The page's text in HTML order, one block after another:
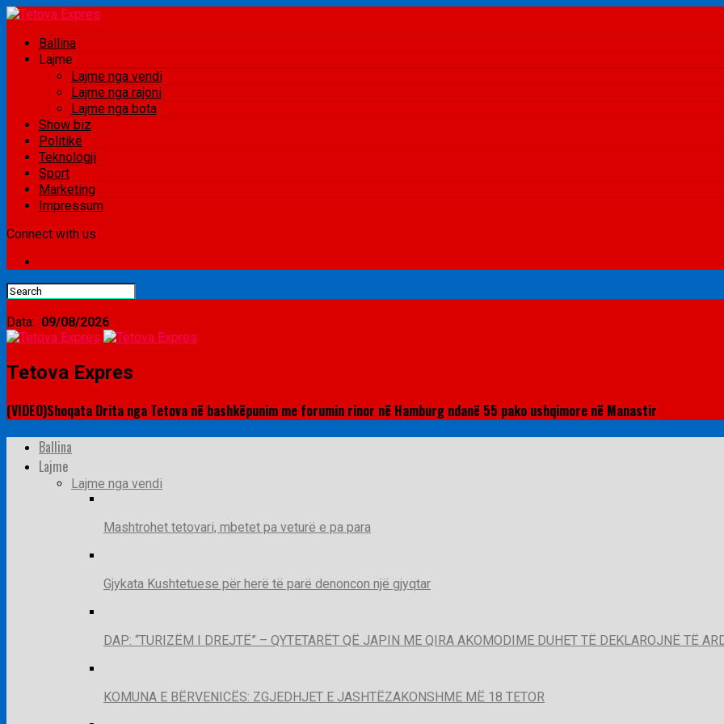
Ballina
Lajme
Lajme nga vendi
Lajme nga rajoni
Lajme nga bota
Show biz
Politikë
Teknologji
Sport
Marketing
Impressum
Connect with us
Data: 09/08/2026
Tetova Expres
(VIDEO)Shoqata Drita nga Tetova në bashkëpunim me forumin rinor në Hamburg ndanë 55 pako ushqimore në Manastir
Ballina
Lajme
Lajme nga vendi
Mashtrohet tetovari, mbetet pa veturë e pa para
Gjykata Kushtetuese për herë të parë denoncon një gjyqtar
DAP: “TURIZËM I DREJTË” – QYTETARËT QË JAPIN ME QIRA AKOMODIME DUHET TË DEKLAROJNË TË
KOMUNA E BËRVENICËS: ZGJEDHJET E JASHTËZAKONSHME MË 18 TETOR